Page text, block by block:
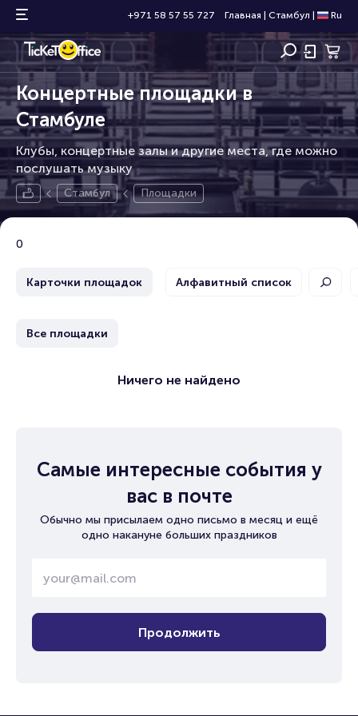
+971 58 57 55 727 Главная Стамбул Ru
Концертные площадки в
Стамбуле
Клубы, концертные залы и другие места, где можно
послушать музыку
Стамбул Площадки
0
Карточки площадок Алфавитный список
Все площадки
Ничего не найдено
Самые интересные события у
вас в почте
Обычно мы присылаем одно письмо в месяц и ещё
одно накануне больших праздников
Продолжить